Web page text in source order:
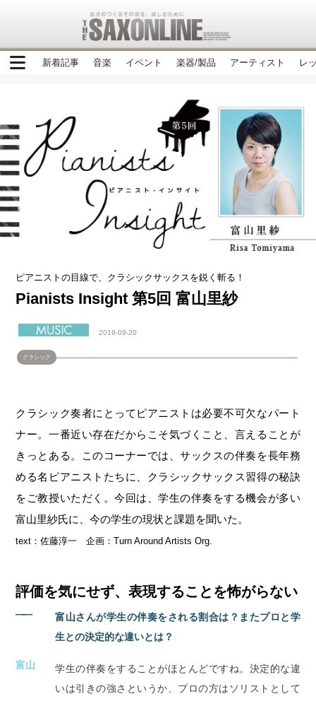
新着記事 音楽 イベント 楽器/製品 アーティスト レ
ピアニストの目線で、クラシックサックスを鋭く斬る！
Pianists Insight 第5回 富山里紗
2019-09-20
クラシック
クラシック奏者にとってピアニストは必要不可欠なパート
ナー。一番近い存在だからこそ気づくこと、言えることが
きっとある。このコーナーでは、サックスの伴奏を長年務
める名ピアニストたちに、クラシックサックス習得の秘訣
をご教授いただく。今回は、学生の伴奏をする機会が多い
富山里紗氏に、今の学生の現状と課題を聞いた。
text：佐藤淳一 企画：Turn Around Artists Org.
評価を気にせず、表現することを怖がらない
――
富山さんが学生の伴奏をされる割合は？またプロと学
生との決定的な違いとは？
富山
学生の伴奏をすることがほとんどですね。決定的な違
いは引きの強さというか、プロの方はソリストとして